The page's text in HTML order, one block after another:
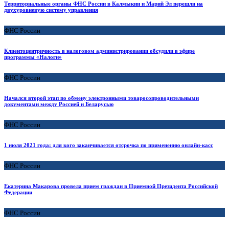
Территориальные органы ФНС России в Калмыкии и Марий Эл перешли на
двухуровневую систему управления
ФНС России
Клиентоцентричность в налоговом администрировании обсудили в эфире
программы «Налоги»
ФНС России
Начался второй этап по обмену электронными товаросопроводительными
документами между Россией и Беларусью
ФНС России
1 июля 2021 года: для кого заканчивается отсрочка по применению онлайн-касс
ФНС России
Екатерина Макарова провела прием граждан в Приемной Президента Российской
Федерации
ФНС России